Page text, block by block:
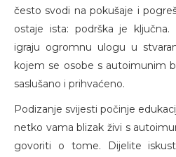
često svodi na pokušaje i
ostaje ista: podrška je
igraju ogromnu ulogu u
kojem se osobe s autoimunim
saslušano i prihvaćeno.
Podizanje svijesti počinje
netko vama blizak živi s
govoriti o tome. Dijelite